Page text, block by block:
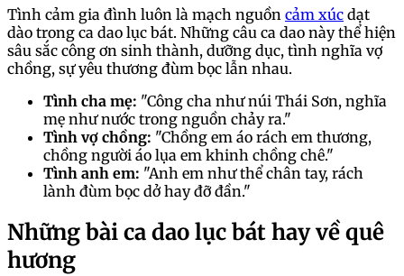
Tình cảm gia đình luôn là mạch nguồn cảm xúc dạt
dào trong ca dao lục bát. Những câu ca dao này thể hiện
sâu sắc công ơn sinh thành, dưỡng dục, tình nghĩa vợ
chồng, sự yêu thương đùm bọc lẫn nhau.
Tình cha mẹ: "Công cha như núi Thái Sơn, nghĩa
mẹ như nước trong nguồn chảy ra."
Tình vợ chồng: "Chồng em áo rách em thương,
chồng người áo lụa em khinh chồng chê."
Tình anh em: "Anh em như thể chân tay, rách
lành đùm bọc dở hay đỡ đần."
Những bài ca dao lục bát hay về quê
hương